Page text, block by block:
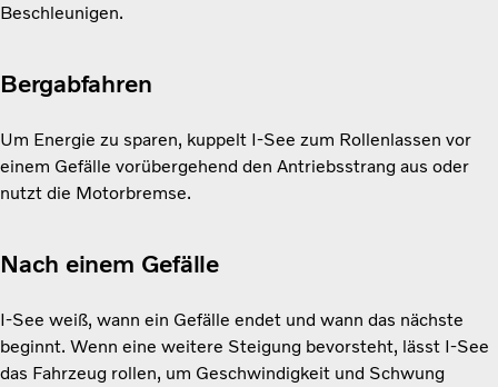
Beschleunigen.
Bergabfahren
Um Energie zu sparen, kuppelt I-See zum Rollenlassen vor
einem Gefälle vorübergehend den Antriebsstrang aus oder
nutzt die Motorbremse.
Nach einem Gefälle
I-See weiß, wann ein Gefälle endet und wann das nächste
beginnt. Wenn eine weitere Steigung bevorsteht, lässt I-See
das Fahrzeug rollen, um Geschwindigkeit und Schwung